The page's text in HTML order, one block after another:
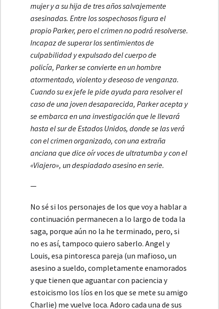
mujer y a su hija de tres años salvajemente
asesinadas. Entre los sospechosos figura el
propioParker, pero el crimen no podrá resolverse.
Incapaz de superar los sentimientos de
culpabilidad y expulsado del cuerpo de
policía, Parkerse convierte en un hombre
atormentado, violento y deseoso de venganza.
Cuando su ex jefe le pide ayuda para resolver el
caso de una joven desaparecida, Parkeracepta y
se embarca en una investigación que le llevará
hasta el sur de Estados Unidos, donde se las verá
con el crimen organizado, con una extraña
anciana que dice oír voces de ultratumba y con el
«Viajero», un despiadadoasesino en serie.
—
No sé si los personajes de los que voy a hablar a
continuación permanecen a lo largo de toda la
saga, porque aún no la he terminado, pero, si
no es así, tampoco quiero saberlo. Angel y
Louis, esa pintoresca pareja (un mafioso, un
asesino a sueldo, completamente enamorados
y que tienen que aguantar con paciencia y
estoicismo los líos en los que se mete su amigo
Charlie) me vuelve loca. Adoro cada una de sus